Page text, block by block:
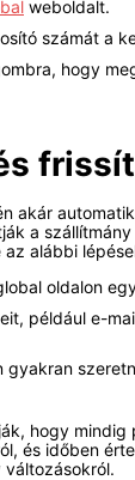
weboldalt.
számát a
hogy
akár
a
az alábbi
oldalon
például e-
gyakran
hogy mindig
és időben